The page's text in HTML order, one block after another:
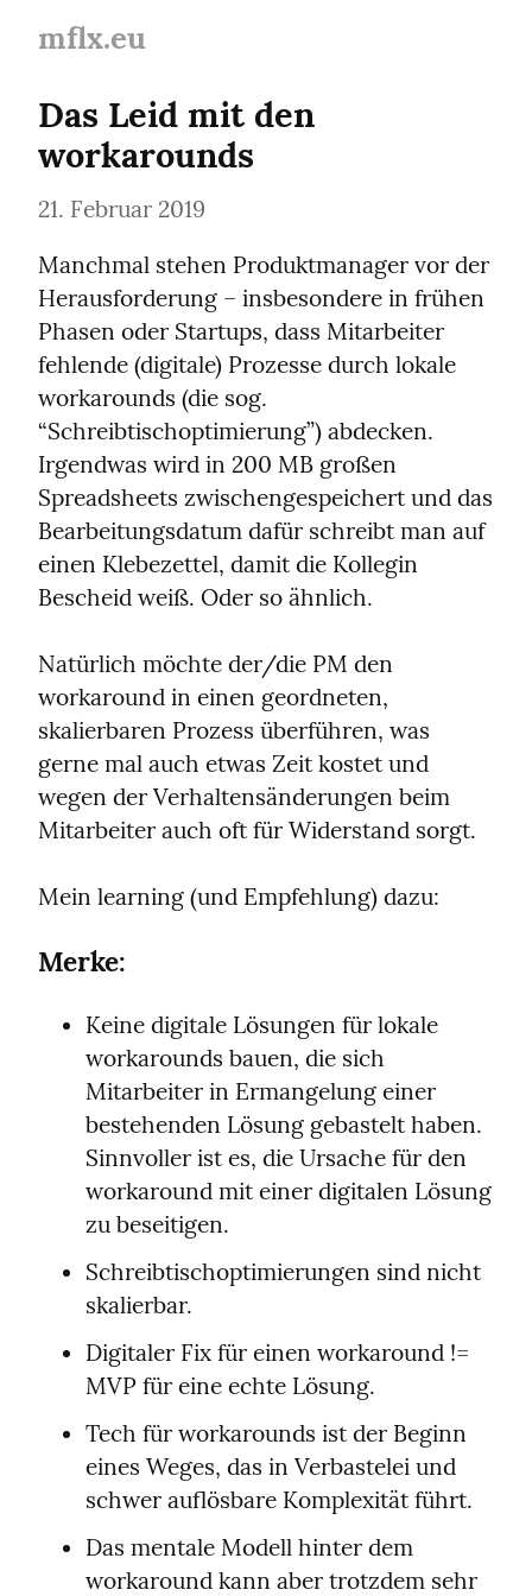
mflx.eu
Das Leid mit den
workarounds
21. Februar 2019
Manchmal stehen Produktmanager vor der
Herausforderung – insbesondere in frühen
Phasen oder Startups, dass Mitarbeiter
fehlende (digitale) Prozesse durch lokale
workarounds (die sog.
“Schreibtischoptimierung”) abdecken.
Irgendwas wird in 200 MB großen
Spreadsheets zwischengespeichert und das
Bearbeitungsdatum dafür schreibt man auf
einen Klebezettel, damit die Kollegin
Bescheid weiß. Oder so ähnlich.
Natürlich möchte der/die PM den
workaround in einen geordneten,
skalierbaren Prozess überführen, was
gerne mal auch etwas Zeit kostet und
wegen der Verhaltensänderungen beim
Mitarbeiter auch oft für Widerstand sorgt.
Mein learning (und Empfehlung) dazu:
Merke:
Keine digitale Lösungen für lokale
workarounds bauen, die sich
Mitarbeiter in Ermangelung einer
bestehenden Lösung gebastelt haben.
Sinnvoller ist es, die Ursache für den
workaround mit einer digitalen Lösung
zu beseitigen.
Schreibtischoptimierungen sind nicht
skalierbar.
Digitaler Fix für einen workaround !=
MVP für eine echte Lösung.
Tech für workarounds ist der Beginn
eines Weges, das in Verbastelei und
schwer auflösbare Komplexität führt.
Das mentale Modell hinter dem
workaround kann aber trotzdem sehr